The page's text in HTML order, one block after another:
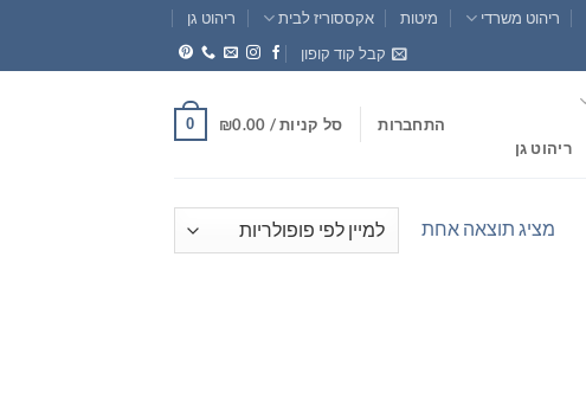
ריהוט משרדי מיטות אקססוריז לבית
ריהוט גן
קבל קוד קופון
ריהוט גן
התחברות סל קניות / ₪0.00
0
מציג תוצאה אחת